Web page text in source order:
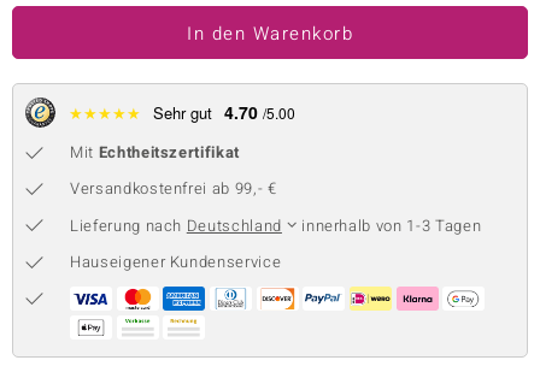
BY DE MELO
Collection
In den Warenkorb
★★★★★ Sehr gut 4.70 /5.00
Mit Echtheitszertifikat
Versandkostenfrei ab 99,- €
Lieferung nach Deutschland
innerhalb von 1-3 Tagen
Hauseigener Kundenservice